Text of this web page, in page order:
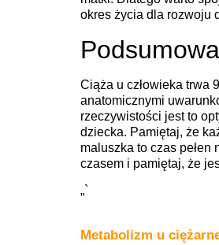
okres życia dla rozwoju
Ciąża u człowieka trwa
anatomicznymi
rzeczywistości jest to
dziecka. Pamiętaj, że
maluszka to czas
czasem i pamiętaj, że
„`
Metabolizm u